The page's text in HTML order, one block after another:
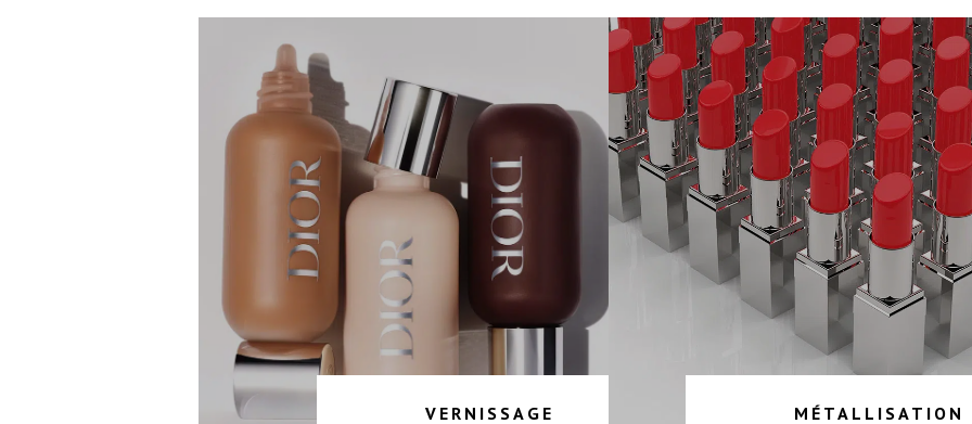
VERNISSAGE MÉTALLISATION